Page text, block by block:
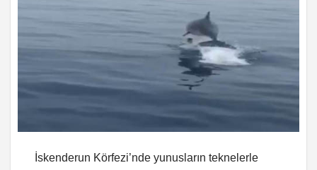
İskenderun Körfezi’nde yunusların teknelerle